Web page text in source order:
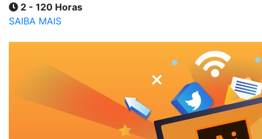
2 - 120 Horas
SAIBA MAIS